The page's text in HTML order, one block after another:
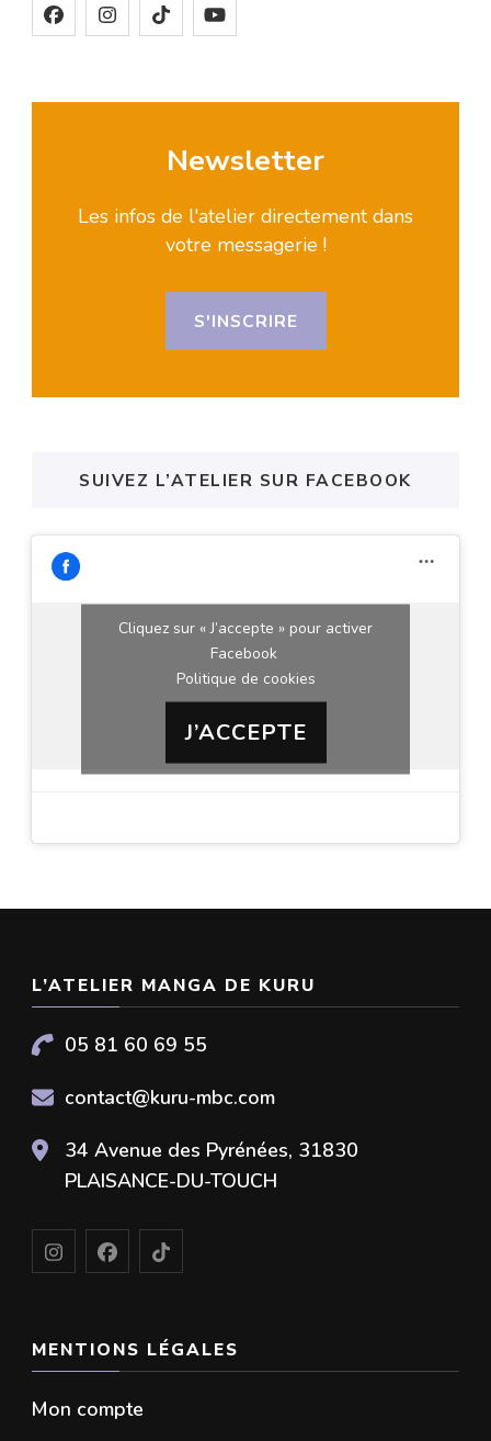
Newsletter
Les infos de l'atelier directement dans
votre messagerie !
S'INSCRIRE
SUIVEZ L’ATELIER SUR FACEBOOK
Cliquez sur « J’accepte » pour activer
Facebook
Politique de cookies
J’ACCEPTE
L’ATELIER MANGA DE KURU
05 81 60 69 55
contact@kuru-mbc.com
34 Avenue des Pyrénées, 31830
PLAISANCE-DU-TOUCH
MENTIONS LÉGALES
Mon compte